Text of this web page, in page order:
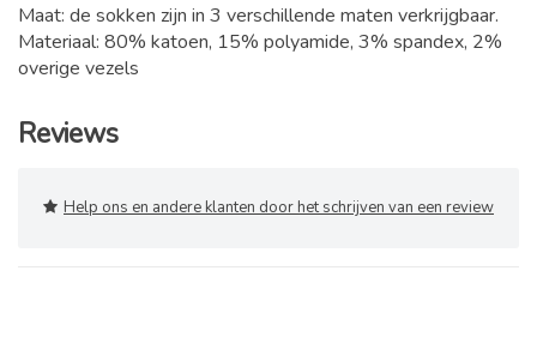
Maat: de sokken zijn in 3 verschillende maten verkrijgbaar.
Materiaal: 80% katoen, 15% polyamide, 3% spandex, 2%
overige vezels
Reviews
Help ons en andere klanten door het schrijven van een review